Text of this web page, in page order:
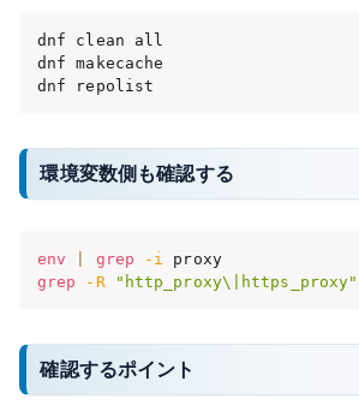
dnf clean all
dnf makecache
dnf repolist
環境変数側も確認する
env grep -i
proxy
grep
-R "http_proxy\|https_proxy"
確認するポイント